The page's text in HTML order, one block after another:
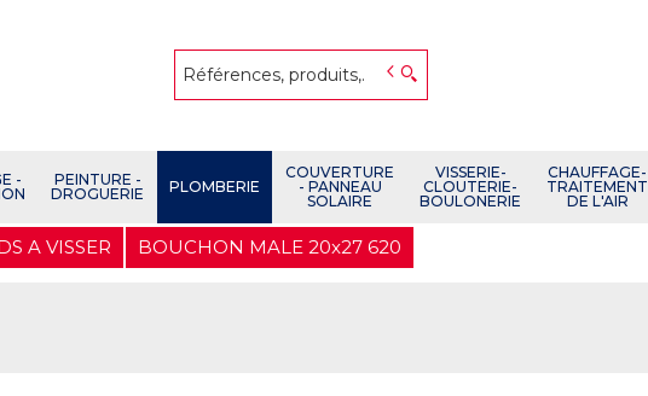
-
PEINTURE -
DROGUERIE
PLOMBERIE
COUVERTURE
- PANNEAU
SOLAIRE
VISSERIE-
CLOUTERIE-
BOULONERIE
CHAUFFAGE-
TRAITEMENT
DE L'AIR
A VISSER BOUCHON MALE 20x27 620